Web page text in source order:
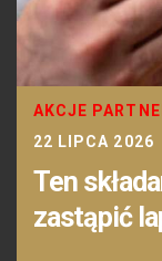
AKCJE
22 LIPCA 2026
Ten
zastąpić